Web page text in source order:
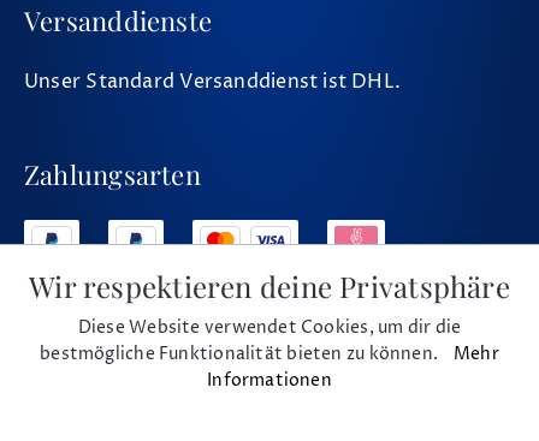
Versanddienste
Unser Standard Versanddienst ist DHL.
Zahlungsarten
Social Media
Wir respektieren deine Privatsphäre
Diese Website verwendet Cookies, um dir die
bestmögliche Funktionalität bieten zu können. Mehr
Informationen